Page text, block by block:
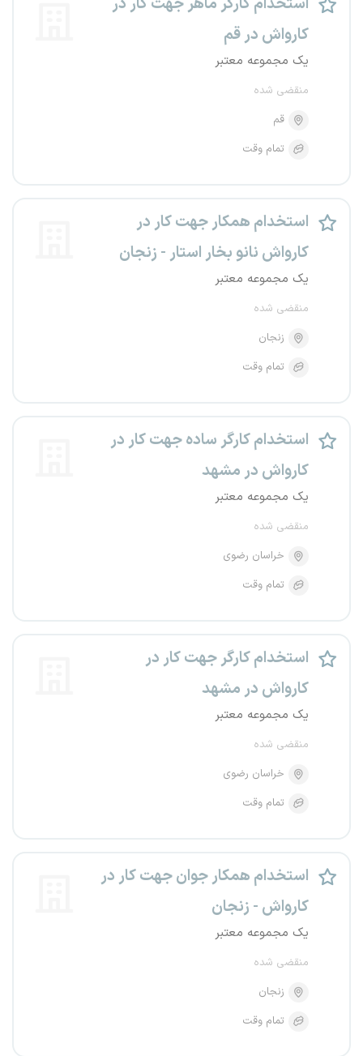
کارواش در قم
یک مجموعه معتبر
منقضی شده
قم
تمام وقت
استخدام همکار جهت کار در
کارواش نانو بخار استار - زنجان
یک مجموعه معتبر
منقضی شده
زنجان
تمام وقت
استخدام کارگر ساده جهت کار در
کارواش در مشهد
یک مجموعه معتبر
منقضی شده
خراسان رضوی
تمام وقت
استخدام کارگر جهت کار در
کارواش در مشهد
یک مجموعه معتبر
منقضی شده
خراسان رضوی
تمام وقت
استخدام همکار جوان جهت کار در
کارواش - زنجان
یک مجموعه معتبر
منقضی شده
زنجان
تمام وقت